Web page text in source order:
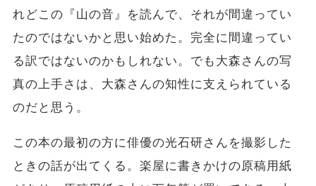
れどこの『山の音』を読んで、それが間違ってい
たのではないかと思い始めた。完全に間違ってい
る訳ではないのかもしれない。でも大森さんの写
真の上手さは、大森さんの知性に支えられている
のだと思う。
この本の最初の方に俳優の光石研さんを撮影した
ときの話が出てくる。楽屋に書きかけの原稿用紙